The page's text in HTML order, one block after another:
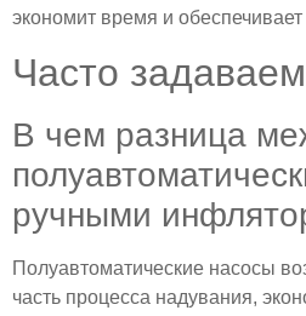
экономит время и
Часто
В чем разница
ручными
Полуавтоматические насосы
часть процесса надувания,